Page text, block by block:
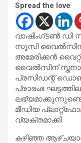
Spread the love
വാഷിംഗ്‌ടൺ ഡി
സൂസി വൈൽസിന്
അമേരിക്കൻ
വൈൽസിന്
പ്രസിഡന്റ്
പ്രാരംഭ
മീഡിയ
വ്യക്തമാക്കി.
കഴിഞ്ഞ ആഴ്‌ചയാണ്